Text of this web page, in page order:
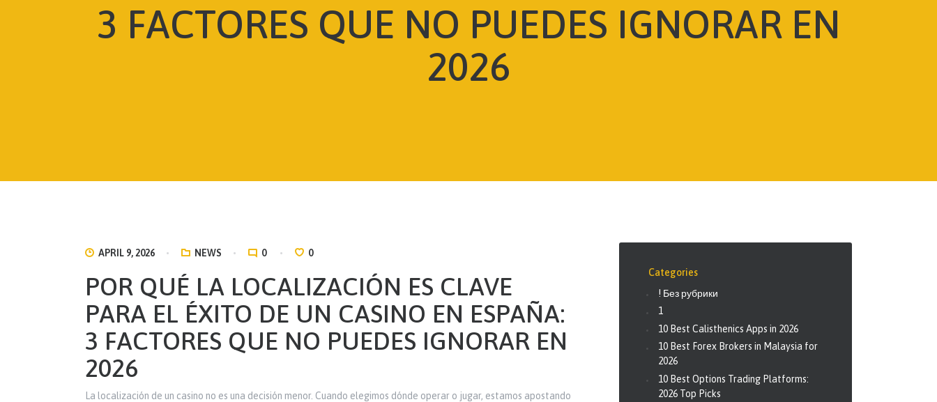
3 FACTORES QUE NO PUEDES IGNORAR EN
2026
APRIL 9, 2026 NEWS 0 0
POR QUÉ LA LOCALIZACIÓN ES CLAVE
PARA EL ÉXITO DE UN CASINO EN ESPAÑA:
3 FACTORES QUE NO PUEDES IGNORAR EN
2026
La localización de un casino no es una decisión menor. Cuando elegimos dónde operar o jugar, estamos apostando
Categories
! Без рубрики
1
10 Best Calisthenics Apps in 2026
10 Best Forex Brokers in Malaysia for
2026
10 Best Options Trading Platforms:
2026 Top Picks